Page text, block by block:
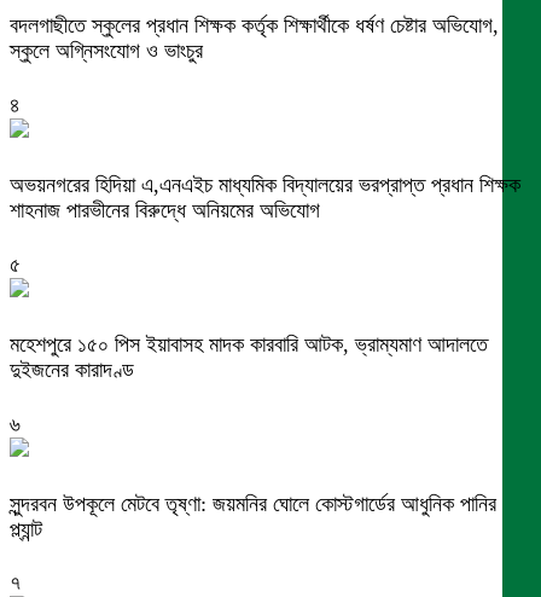
বদলগাছীতে স্কুলের প্রধান শিক্ষক কর্তৃক শিক্ষার্থীকে ধর্ষণ চেষ্টার অভিযোগ,
স্কুলে অগ্নিসংযোগ ও ভাংচুর
৪
অভয়নগরের হিদিয়া এ,এনএইচ মাধ্যমিক বিদ্যালয়ের ভরপ্রাপ্ত প্রধান শিক্ষক
শাহনাজ পারভীনের বিরুদ্ধে অনিয়মের অভিযোগ
৫
মহেশপুরে ১৫০ পিস ইয়াবাসহ মাদক কারবারি আটক, ভ্রাম্যমাণ আদালতে
দুইজনের কারাদণ্ড
৬
সুন্দরবন উপকূলে মেটবে তৃষ্ণা: জয়মনির ঘোলে কোস্টগার্ডের আধুনিক পানির
প্ল্যান্ট
৭